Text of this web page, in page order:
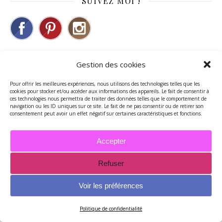
Gestion des cookies
Pour offrir les meilleures expériences, nous utilisons des technologies telles que les
cookies pour stocker et/ou accéder aux informations des appareils. Le fait de consentir à
ces technologies nous permettra de traiter des données telles que le comportement de
navigation ou les ID uniques sur ce site. Le fait de ne pas consentir ou de retirer son
consentement peut avoir un effet négatif sur certaines caractéristiques et fonctions.
Accepter
Refuser
Voir les préférences
Politique de confidentialité
MES CHRONIQUES RADIO